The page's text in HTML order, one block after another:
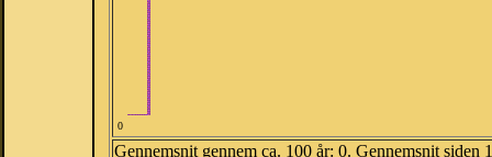
0
Gennemsnit gennem ca. 100 år: 0. Gennemsnit siden